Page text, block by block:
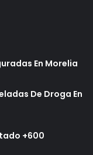
En Morelia
De Droga En
+600